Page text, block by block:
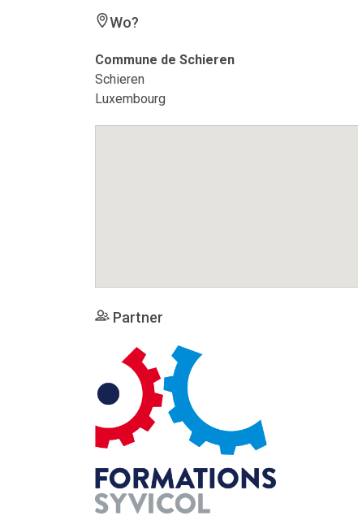
Wo?
Commune de Schieren
Schieren
Luxembourg
Partner